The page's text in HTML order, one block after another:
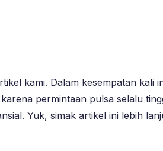
kami. Dalam kesempatan kali
permintaan pulsa selalu
Yuk, simak artikel ini lebih